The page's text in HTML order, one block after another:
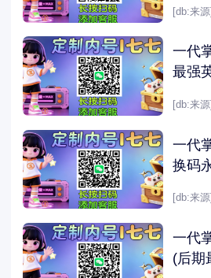
[db:来
一代
最强
[db:来
一代
换码
[db:来
一代
(后期